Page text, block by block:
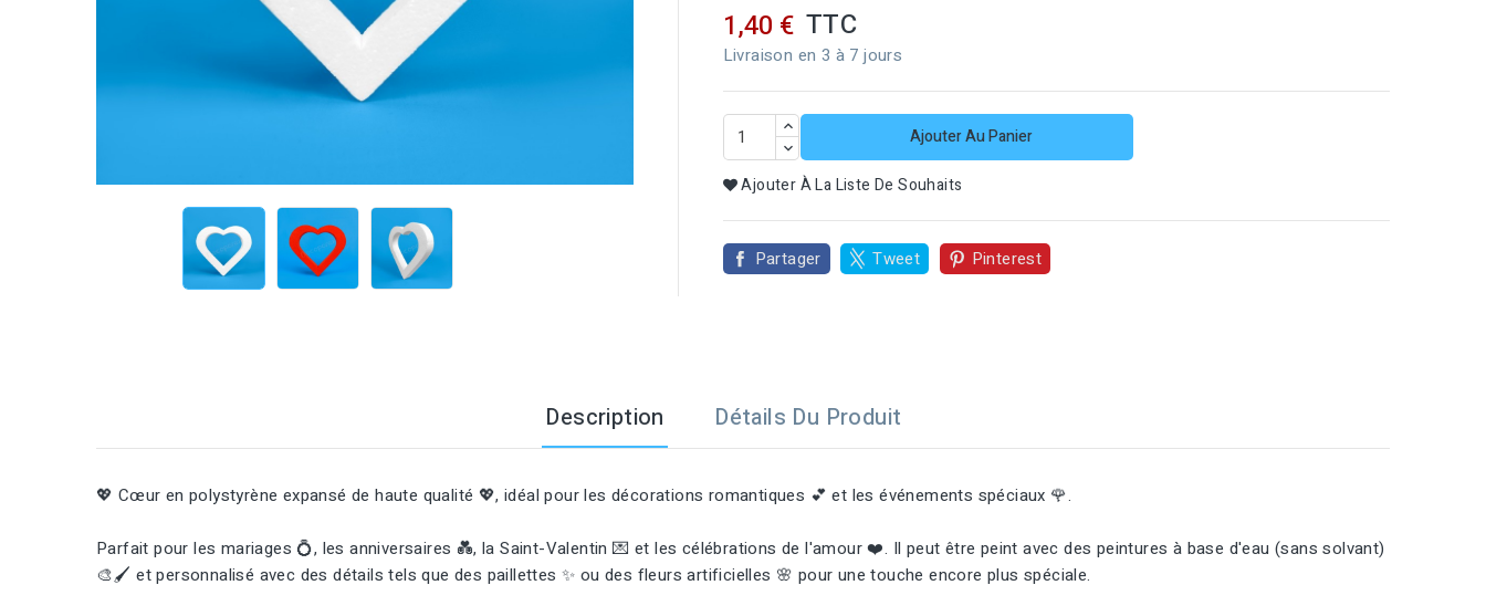
1,40 € TTC
Livraison en 3 à 7 jours
Ajouter Au Panier
Ajouter À La Liste De Souhaits
Partager Tweet Pinterest
Description Détails Du Produit
💖 Cœur en polystyrène expansé de haute qualité 💖, idéal pour les décorations romantiques 💕 et les événements spéciaux 🌹.
Parfait pour les mariages 💍, les anniversaires 💑, la Saint-Valentin 💌 et les célébrations de l'amour ❤️. Il peut être peint avec des peintures à base d'eau (sans solvant)
🎨🖌️ et personnalisé avec des détails tels que des paillettes ✨ ou des fleurs artificielles 🌸 pour une touche encore plus spéciale.